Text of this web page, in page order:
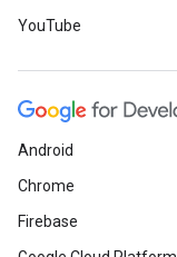
YouTube
Android
Chrome
Firebase